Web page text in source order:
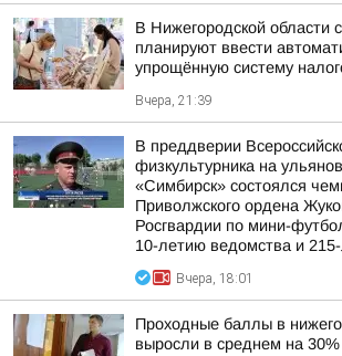
В Нижегородской области
планируют ввести
упрощённую систему
Вчера, 21:39
В преддверии
физкультурника на
«Симбирск» состоялся
Приволжского ордена
Росгвардии по мини-
10-летию ведомства и
Вчера, 18:01
Проходные баллы в
выросли в среднем на 30%